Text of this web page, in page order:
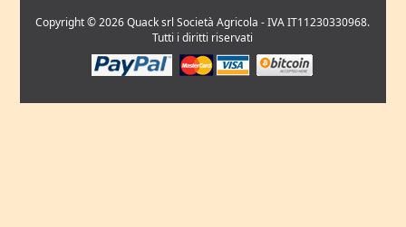
Copyright © 2026 Quack srl Società Agricola - IVA IT11230330968.
Tutti i diritti riservati